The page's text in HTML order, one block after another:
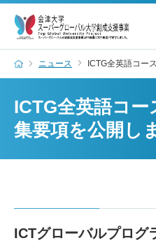
ニュース ICTG全英語コー
ICTG全英語コー
集要項を公開し
ICTグローバルプログ